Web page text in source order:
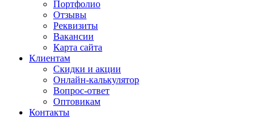
Портфолио
Отзывы
Реквизиты
Вакансии
Карта сайта
Клиентам
Скидки и акции
Онлайн-калькулятор
Вопрос-ответ
Оптовикам
Контакты